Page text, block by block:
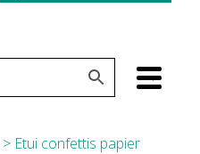
Aller
au
> Etui confettis papier